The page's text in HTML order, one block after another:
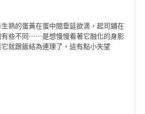
熟的蛋黃在蛋中間垂延欲滴，起司鋪在
些不同 ⋯⋯是想慢慢看著它融化的身影
就跟飯結為連理了，這有點小失望